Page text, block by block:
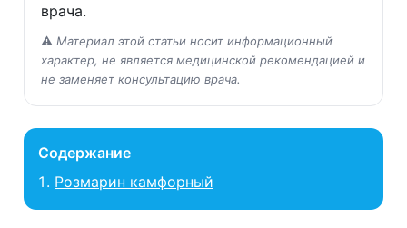
врача.
⚠️ Материал этой статьи носит информационный
характер, не является медицинской рекомендацией и
не заменяет консультацию врача.
Содержание
Розмарин камфорный